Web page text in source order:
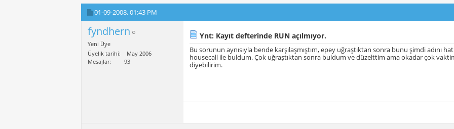
01-09-2008,01:43 PM
fyndhern
Yeni Üye
Üyelik tarihi
May 2006
Mesajlar
93
Ynt: Kayıt defterinde RUN açılmıyor.
Bu sorunun aynısıyla bende karşılaşmıştım, epey uğraştıktan sonra bunu şimdi adını
housecall ile buldum. Çok uğraştıktan sonra buldum ve düzelttim ama okadar çok
diyebilirim.